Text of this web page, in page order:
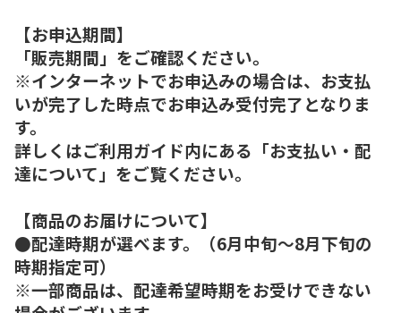
【お申込期間】
「販売期間」をご確認ください。
※インターネットでお申込みの場合は、お支払
いが完了した時点でお申込み受付完了となりま
す。
詳しくはご利用ガイド内にある「お支払い・配
達について」をご覧ください。
【商品のお届けについて】
●配達時期が選べます。（6月中旬～8月下旬の
時期指定可）
※一部商品は、配達希望時期をお受けできない